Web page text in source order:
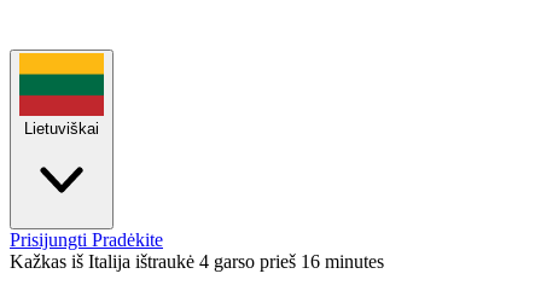
Lietuviškai
Prisijungti Pradėkite
Kažkas iš Italija ištraukė 4 garso prieš 16 minutes